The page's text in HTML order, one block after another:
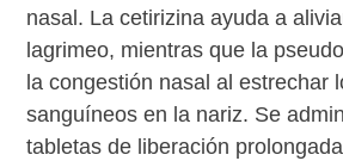
nasal. La cetirizina ayuda a
lagrimeo, mientras que la
la congestión nasal al estrechar
sanguíneos en la nariz. Se
tabletas de liberación